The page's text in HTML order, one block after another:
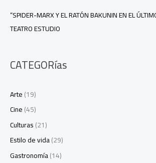
“SPIDER-MARX Y EL RATÓN BAKUNIN EN EL
TEATRO ESTUDIO
CATEGORías
Arte(19)
Cine(45)
Culturas(21)
Estilo de vida(29)
Gastronomía(14)